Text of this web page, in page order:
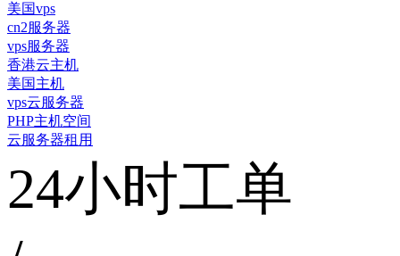
美国vps
cn2服务器
vps服务器
香港云主机
美国主机
vps云服务器
PHP主机空间
云服务器租用
24小时工单